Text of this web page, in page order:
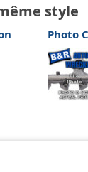
style
Photo